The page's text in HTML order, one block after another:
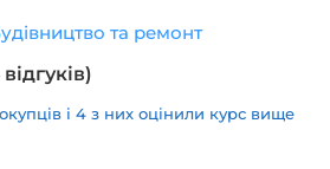
та ремонт
відгуків)
і 4 з них оцінили курс вище